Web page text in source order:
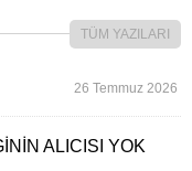
TÜM YAZILARI
26 Temmuz 2026
ALICISI YOK